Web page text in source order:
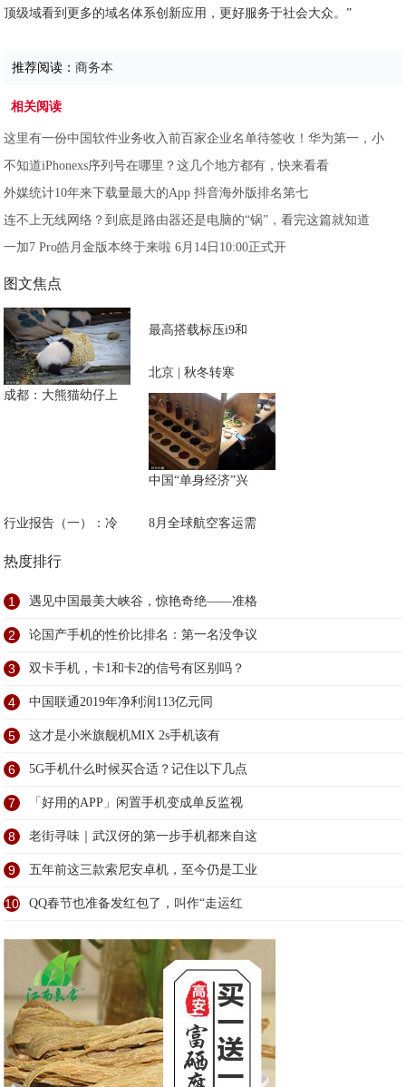
顶级域看到更多的域名体系创新应用，更好服务于社会大众。”
推荐阅读：商务本
相关阅读
这里有一份中国软件业务收入前百家企业名单待签收！华为第一，小
不知道iPhonexs序列号在哪里？这几个地方都有，快来看看
外媒统计10年来下载量最大的App 抖音海外版排名第七
连不上无线网络？到底是路由器还是电脑的“锅”，看完这篇就知道
一加7 Pro皓月金版本终于来啦 6月14日10:00正式开
图文焦点
成都：大熊猫幼仔上
最高搭载标压i9和
北京 | 秋冬转寒
中国“单身经济”兴
行业报告（一）：冷 8月全球航空客运需
热度排行
1 遇见中国最美大峡谷，惊艳奇绝——准格
2 论国产手机的性价比排名：第一名没争议
3 双卡手机，卡1和卡2的信号有区别吗？
4 中国联通2019年净利润113亿元同
5 这才是小米旗舰机MIX 2s手机该有
6 5G手机什么时候买合适？记住以下几点
7 「好用的APP」闲置手机变成单反监视
8 老街寻味｜武汉伢的第一步手机都来自这
9 五年前这三款索尼安卓机，至今仍是工业
10 QQ春节也准备发红包了，叫作“走运红